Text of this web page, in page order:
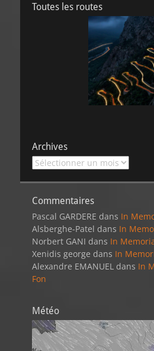
Toutes les routes
Archives
Archives
Commentaires
Pascal GARDERE dans In
Alsberghe-Patel dans In
Norbert GANI dans In
Xenidis george dans In
Alexandre EMANUEL dans In
Fon
Météo